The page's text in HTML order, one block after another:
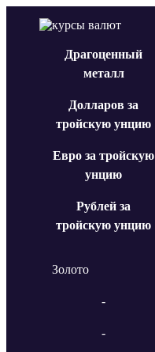
Драгоценный
металл
Долларов за
тройскую унцию
Евро за тройскую
унцию
Рублей за
тройскую унцию
Золото
-
-